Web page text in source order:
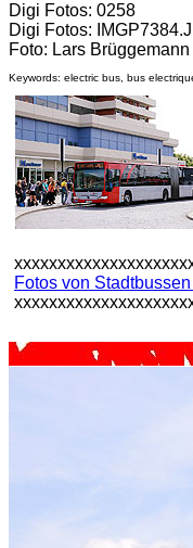
Digi Fotos: 0258
Digi Fotos:
Foto: Lars Brüggemann
Keywords: electric bus, bus
Fotos von